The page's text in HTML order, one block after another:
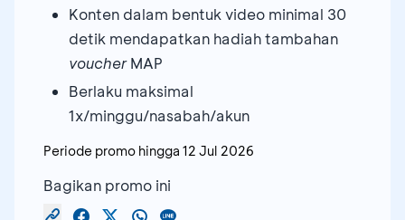
Konten dalam bentuk video minimal 30
detik mendapatkan hadiah tambahan
voucherMAP
Berlaku maksimal
1x/minggu/nasabah/akun
Periode promo hingga 12 Jul 2026
Bagikan promo ini